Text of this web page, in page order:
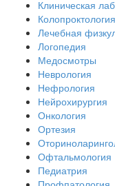
Клиническая
Колопроктология
Лечебная
Логопедия
Медосмотры
Неврология
Нефрология
Нейрохирургия
Онкология
Ортезия
Офтальмология
Педиатрия